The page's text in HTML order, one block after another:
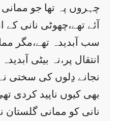
چہروں پہ تھا جو
آئے تھے،چھوٹی نانی کے
سب آبدیدہ تھے،مگر
انتقال پر،نہ بیٹی
نجانے دِلوں کی سختی
بھی کیوں ناپید کردی
نانی کو ممانی گلستان